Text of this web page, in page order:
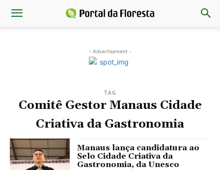
- Advertisement -
TAG
Comitê Gestor Manaus Cidade
Criativa da Gastronomia
Manaus lança candidatura ao
Selo Cidade Criativa da
Gastronomia, da Unesco